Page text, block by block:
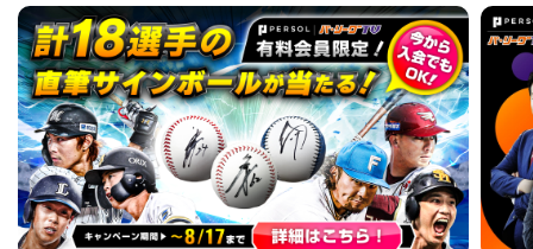
利用規約 プライバシーポリシー
運営会社（別ウィンドウで開く） よくある質問
特定商取引法の表示 アルバイト募集（別ウィンドウで開く